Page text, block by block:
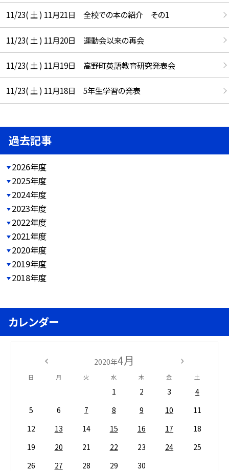
11/23( 土 ) 11月21日 全校での本の紹介 その1
11/23( 土 ) 11月20日 運動会以来の再会
11/23( 土 ) 11月19日 高野町英語教育研究発表会
11/23( 土 ) 11月18日 5年生学習の発表
過去記事
2026年度
2025年度
2024年度
2023年度
2022年度
2021年度
2020年度
2019年度
2018年度
カレンダー
2020年4月
日 月 火 水 木 金 土
1 2 3
4
5
6 7 8 9 10
11
12
13 14 15 16 17
18
19
20 21 22 23 24
25
26
27 28 29 30